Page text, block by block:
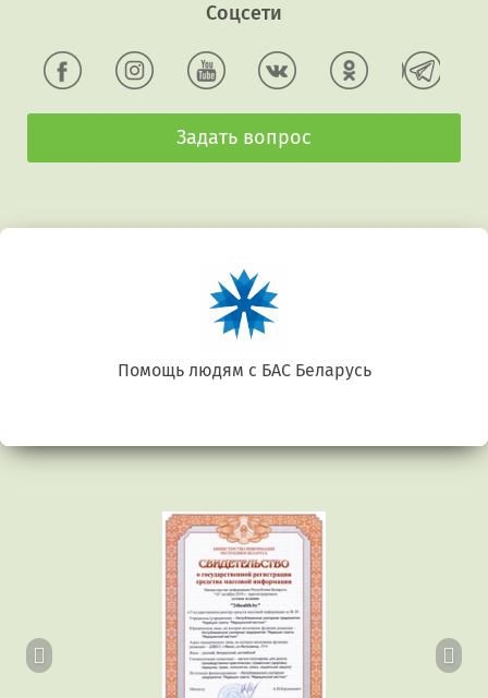
Соцсети
Задать вопрос
Беларусь. Gluten free
Предыдущий